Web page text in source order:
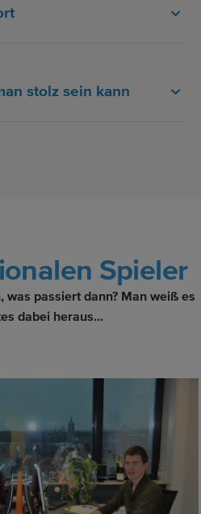
stolz sein kann
Spieler
passiert dann? Man weiß es
dabei heraus...